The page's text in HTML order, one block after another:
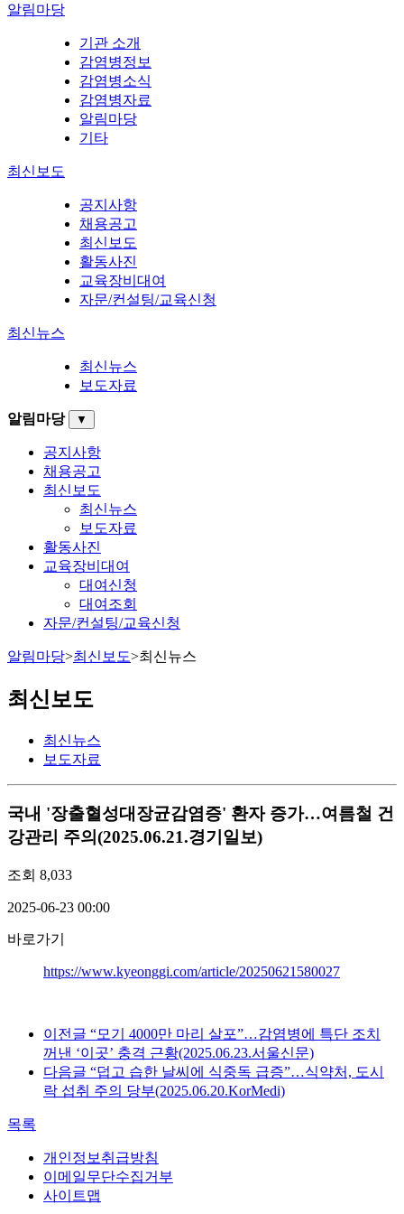
알림마당
기관 소개
감염병정보
감염병소식
감염병자료
알림마당
기타
최신보도
공지사항
채용공고
최신보도
활동사진
교육장비대여
자문/컨설팅/교육신청
최신뉴스
최신뉴스
보도자료
알림마당 ▼
공지사항
채용공고
최신보도
최신뉴스
보도자료
활동사진
교육장비대여
대여신청
대여조회
자문/컨설팅/교육신청
알림마당>최신보도>최신뉴스
최신보도
최신뉴스
보도자료
국내 '장출혈성대장균감염증' 환자 증가…여름철 건
강관리 주의(2025.06.21.경기일보)
조회 8,033
2025-06-23 00:00
바로가기
https://www.kyeonggi.com/article/20250621580027
이전글 “모기 4000만 마리 살포”…감염병에 특단 조치
꺼낸 ‘이곳’ 충격 근황(2025.06.23.서울신문)
다음글 “덥고 습한 날씨에 식중독 급증”…식약처, 도시
락 섭취 주의 당부(2025.06.20.KorMedi)
목록
개인정보취급방침
이메일무단수집거부
사이트맵